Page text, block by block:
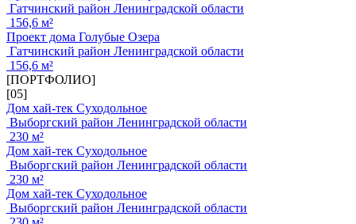
Гатчинский район Ленинградской области
156,6 м²
Проект дома Голубые Озера
Гатчинский район Ленинградской области
156,6 м²
[ПОРТФОЛИО]
[05]
Дом хай-тек Суходольное
Выборгский район Ленинградской области
230 м²
Дом хай-тек Суходольное
Выборгский район Ленинградской области
230 м²
Дом хай-тек Суходольное
Выборгский район Ленинградской области